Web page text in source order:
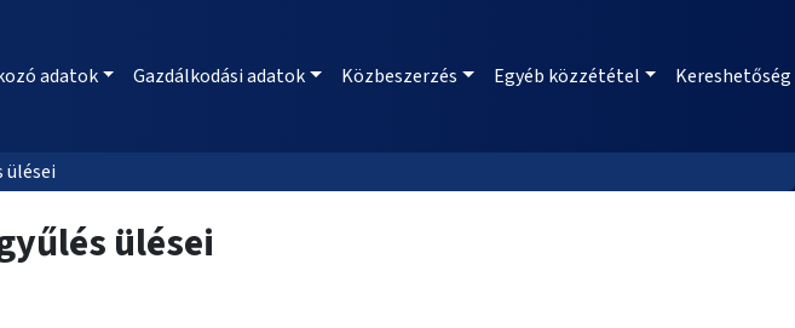
adatok Gazdálkodási adatok Közbeszerzés Egyéb közzététel Kereshetőség
ülései
ülései